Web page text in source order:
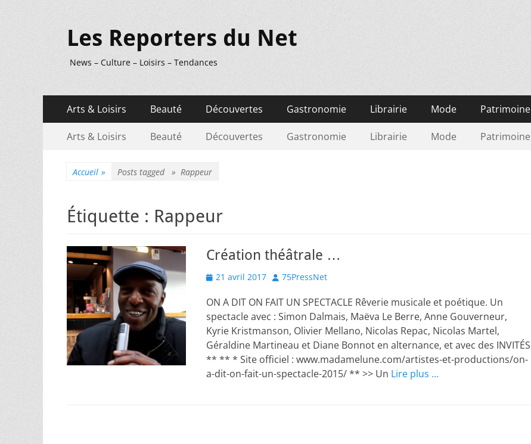
Les Reporters du Net
News – Culture – Loisirs – Tendances
Menu
principal
contenu
Arts & Loisirs Beauté Découvertes Gastronomie Librairie Mode Patrimoine
Menu
Arts & Loisirs Beauté Découvertes Gastronomie Librairie Mode Patrimoine
Accueil » Posts tagged » Rappeur
Étiquette : Rappeur
Création théâtrale …
Posted
21 avril 2017 Author
75PressNet
ON A DIT ON FAIT UN SPECTACLE Rêverie musicale et poétique. Un
spectacle avec : Simon Dalmais, Maëva Le Berre, Anne Gouverneur,
Kyrie Kristmanson, Olivier Mellano, Nicolas Repac, Nicolas Martel,
Géraldine Martineau et Diane Bonnot en alternance, et avec des INVITÉS
** ** * Site officiel : www.madamelune.com/artistes-et-productions/on-
a-dit-on-fait-un-spectacle-2015/ ** >> Un Lire plus …